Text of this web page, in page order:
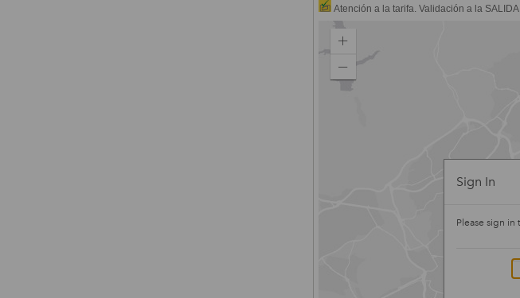
Atención a la tarifa. Validación a la SALIDA